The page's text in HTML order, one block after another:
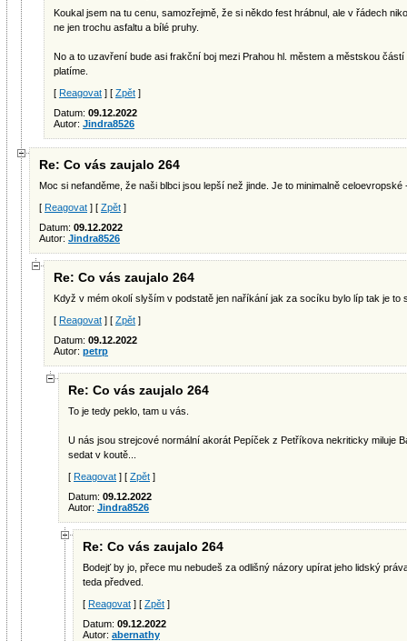
Koukal jsem na tu cenu, samozřejmě, že si někdo fest hrábnul, ale v řádech
ne jen trochu asfaltu a bílé pruhy.
No a to uzavření bude asi frakční boj mezi Prahou hl. městem a městskou
platíme.
[ Reagovat ] [ Zpět ]
Datum: 09.12.2022
Autor: Jindra8526
Re: Co vás zaujalo 264
Moc si nefanděme, že naši blbci jsou lepší než jinde. Je to minimalně
[ Reagovat ] [ Zpět ]
Datum: 09.12.2022
Autor: Jindra8526
Re: Co vás zaujalo 264
Když v mém okolí slyším v podstatě jen naříkání jak za socíku bylo líp tak je to
[ Reagovat ] [ Zpět ]
Datum: 09.12.2022
Autor: petrp
Re: Co vás zaujalo 264
To je tedy peklo, tam u vás.
U nás jsou strejcové normální akorát Pepíček z Petříkova nekriticky miluje
sedat v koutě...
[ Reagovat ] [ Zpět ]
Datum: 09.12.2022
Autor: Jindra8526
Re: Co vás zaujalo 264
Bodejť by jo, přece mu nebudeš za odlišný názory upírat jeho lidský
teda předved.
[ Reagovat ] [ Zpět ]
Datum: 09.12.2022
Autor: abernathy